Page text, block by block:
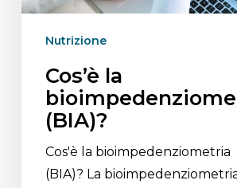
Nutrizione
Cos’è la
(BIA)?
Cos'è la bioimpedenziometria
(BIA)? La